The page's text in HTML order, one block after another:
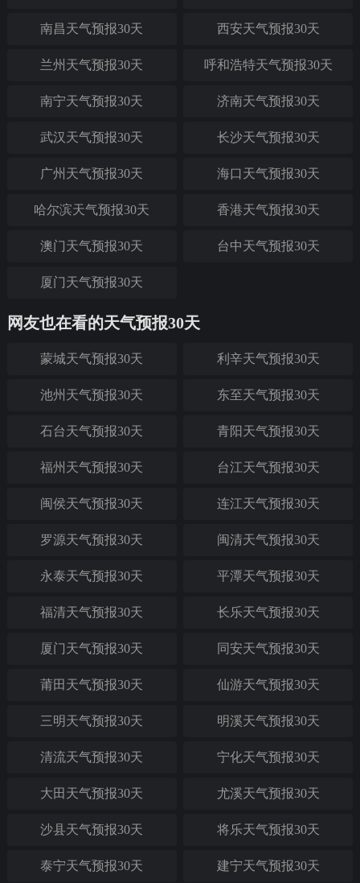
南昌天气预报30天 西安天气预报30天
兰州天气预报30天 呼和浩特天气预报30天
南宁天气预报30天 济南天气预报30天
武汉天气预报30天 长沙天气预报30天
广州天气预报30天 海口天气预报30天
哈尔滨天气预报30天 香港天气预报30天
澳门天气预报30天 台中天气预报30天
厦门天气预报30天
网友也在看的天气预报30天
蒙城天气预报30天 利辛天气预报30天
池州天气预报30天 东至天气预报30天
石台天气预报30天 青阳天气预报30天
福州天气预报30天 台江天气预报30天
闽侯天气预报30天 连江天气预报30天
罗源天气预报30天 闽清天气预报30天
永泰天气预报30天 平潭天气预报30天
福清天气预报30天 长乐天气预报30天
厦门天气预报30天 同安天气预报30天
莆田天气预报30天 仙游天气预报30天
三明天气预报30天 明溪天气预报30天
清流天气预报30天 宁化天气预报30天
大田天气预报30天 尤溪天气预报30天
沙县天气预报30天 将乐天气预报30天
泰宁天气预报30天 建宁天气预报30天